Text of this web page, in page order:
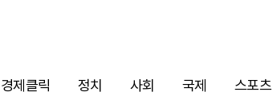
경제클릭 정치 사회 국제 스포츠